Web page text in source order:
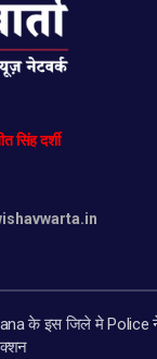
सिंहदर्शी
के इस जिले मे Police